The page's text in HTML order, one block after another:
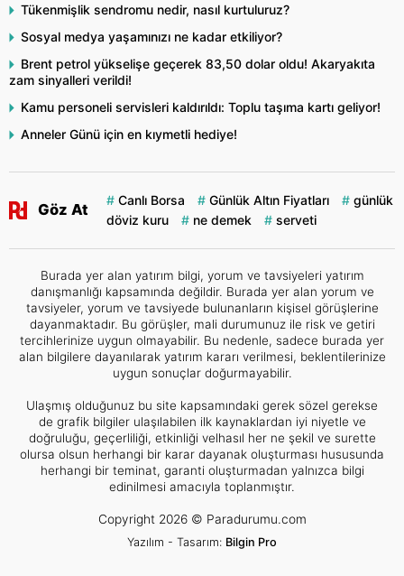
Tükenmişlik sendromu nedir, nasıl kurtuluruz?
Sosyal medya yaşamınızı ne kadar etkiliyor?
Brent petrol yükselişe geçerek 83,50 dolar oldu! Akaryakıta
zam sinyalleri verildi!
Kamu personeli servisleri kaldırıldı: Toplu taşıma kartı geliyor!
Anneler Günü için en kıymetli hediye!
Göz At
Canlı Borsa Günlük Altın Fiyatları
günlük
döviz kuru
ne demek serveti
Burada yer alan yatırım bilgi, yorum ve tavsiyeleri yatırım
danışmanlığı kapsamında değildir. Burada yer alan yorum ve
tavsiyeler, yorum ve tavsiyede bulunanların kişisel görüşlerine
dayanmaktadır. Bu görüşler, mali durumunuz ile risk ve getiri
tercihlerinize uygun olmayabilir. Bu nedenle, sadece burada yer
alan bilgilere dayanılarak yatırım kararı verilmesi, beklentilerinize
uygun sonuçlar doğurmayabilir.
Ulaşmış olduğunuz bu site kapsamındaki gerek sözel gerekse
de grafik bilgiler ulaşılabilen ilk kaynaklardan iyi niyetle ve
doğruluğu, geçerliliği, etkinliği velhasıl her ne şekil ve surette
olursa olsun herhangi bir karar dayanak oluşturması hususunda
herhangi bir teminat, garanti oluşturmadan yalnızca bilgi
edinilmesi amacıyla toplanmıştır.
Copyright 2026 © Paradurumu.com
Yazılım - Tasarım: Bilgin Pro